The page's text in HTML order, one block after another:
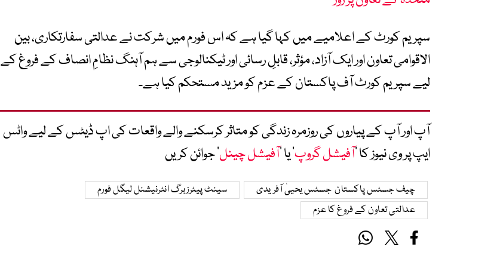
سپریم کورٹ کے اعلامیے میں کہا گیا ہے کہ اس فورم میں شرکت نے عدالتی سفارتکاری، بین
الاقوامی تعاون اور ایک آزاد، مؤثر، قابلِ رسائی اور ٹیکنالوجی سے ہم آہنگ نظامِ انصاف کے فروغ کے
لیے سپریم کورٹ آف پاکستان کے عزم کو مزید مستحکم کیا ہے۔
آپ اور آپ کے پیاروں کی روزمرہ زندگی کو متاثر کرسکنے والے واقعات کی اپ ڈیٹس کے لیے واٹس
ایپ پر وی نیوز کا ’آفیشل گروپ‘ یا ’آفیشل چینل‘ جوائن کریں
چیف جسٹس پاکستان جسٹس یحییٰ آفریدی
سینٹ پیٹرزبرگ انٹرنیشنل لیگل فورم
عدالتی تعاون کے فروغ کا عزم